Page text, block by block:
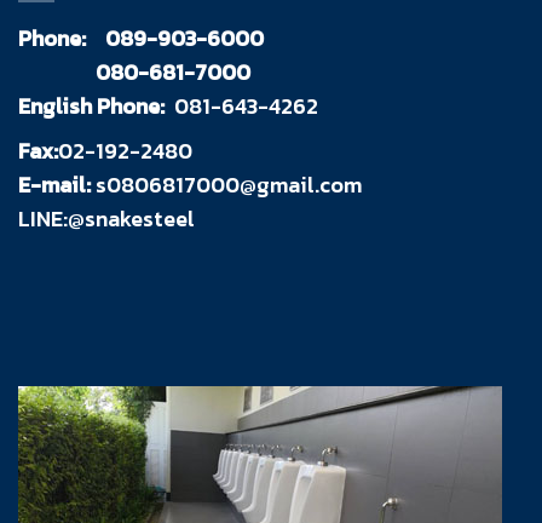
Phone: 089-903-6000
080-681-7000
English Phone: 081-643-4262
Fax:02-192-2480
E-mail:s0806817000@gmail.com
LINE:@snakesteel